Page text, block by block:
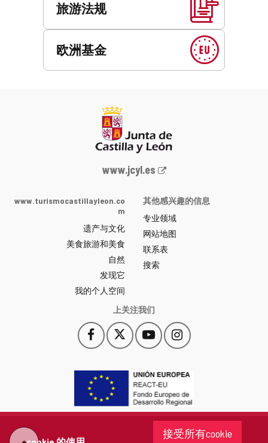
接受所有cookie
旅游法规
欧洲基金
Junta
y
León
网
站
门
户
-
www.jcyl.es
www.turismocastillayleon.co
m
遗产与文化
美食旅游和美食
自然
发现它
我的个人空间
其他感兴趣的信息
专业领域
网站地图
联系表
搜索
上关注我们
Facebook
此
链
会
打
开
一
此
链
一
YouTube
此
链
会
打
开
一
个
Instagram
此
链
会
开
一
个
新